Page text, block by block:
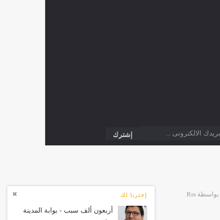
إخترنا لك
أربعون ألف سبب - بوابة المدينة